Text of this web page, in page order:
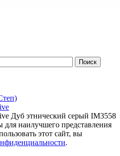
Дуб этнический серый IM3558
наилучшего представления
этот сайт, вы
.